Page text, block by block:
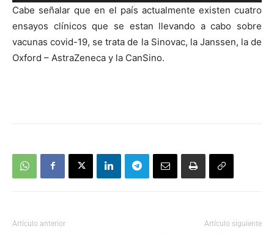
audio
Cabe señalar que en el país actualmente existen cuatro
ensayos clínicos que se estan llevando a cabo sobre
vacunas covid-19, se trata de la Sinovac, la Janssen, la de
Oxford – AstraZeneca y la CanSino.
Artículo anterior Artículo siguiente